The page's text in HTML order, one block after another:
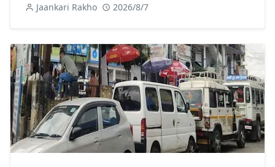
Jaankari Rakho 2026/8/7